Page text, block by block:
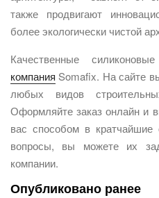
также продвигают
более экологически чистой
Качественные
компания Somafix. На сайте
любых видов
Оформляйте заказ онлайн и
вас способом в
вопросы, вы можете их
компании.
Опубликовано ранее